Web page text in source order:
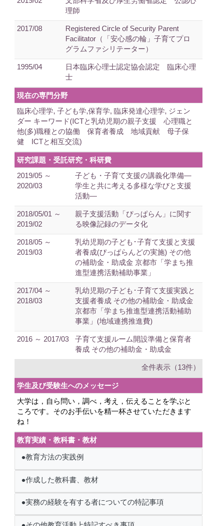
理師
2017/08
Registered Circle of Security Parent
Facilitator（「安心感の輪」子育てプロ
グラムファシリテーター）
1995/04
日本臨床心理士認定協会認定 臨床心理
士
現在の専門分野
臨床心理学, 子ども学,保育学, 臨床発達心理学, ジェン
ダー キーワード(ICTと乳幼児期の親子支援 心理職と
他(多)職種との協働 保育者養成 地域貢献 母子保
健 ICTと相互交流)
研究課題・受託研究・科研費
2019/05 ～
2020/03
子ども・子育て支援の講義化準備―
学生と共に考える多様な学びと支援
活動―
2018/05/01 ～
2019/02
親子支援活動「ぴっぱらん」に関す
る映像記録のデータ化
2018/05 ～
2019/03
乳幼児期の子ども･子育て支援と支援
者養成(ぴっぱらんどの実施) その他
の補助金・助成金 京都市「学まち推
進型連携活動補助事業」
2017/04 ～
2018/03
乳幼児期の子ども･子育て支援実践と
支援者養成 その他の補助金・助成金
京都市「学まち推進型連携活動補助
事業」(地域連携推進費)
2016 ～ 2017/03
子育て支援ルーム開設準備と保育者
養成 その他の補助金・助成金
全件表示（13件）
学生及び受験生へのメッセージ
大学は，自ら問い，調べ，考え，伝えることを学ぶと
ころです。そのお手伝いを精一杯させていただきます
ね！
教育実績・教科書・教材
●教育方法の実践例
●作成した教科書、教材
●実務の経験を有する者についての特記事項